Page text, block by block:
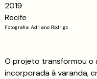
2019
Recife
Fotografia: Adriano Rodrigo
O projeto transformou o
incorporada à varanda,